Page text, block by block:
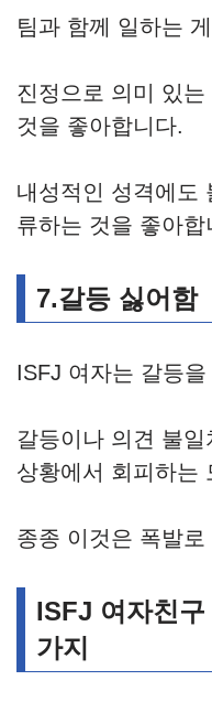
팀과 함께 일하는
진정으로 의미 있
것을 좋아합니다.
내성적인 성격에도
류하는 것을 좋아합
7.갈등 싫어함
ISFJ 여자는 갈등
갈등이나 의견 불
상황에서 회피하는
종종 이것은 폭발
ISFJ 여자친
가지